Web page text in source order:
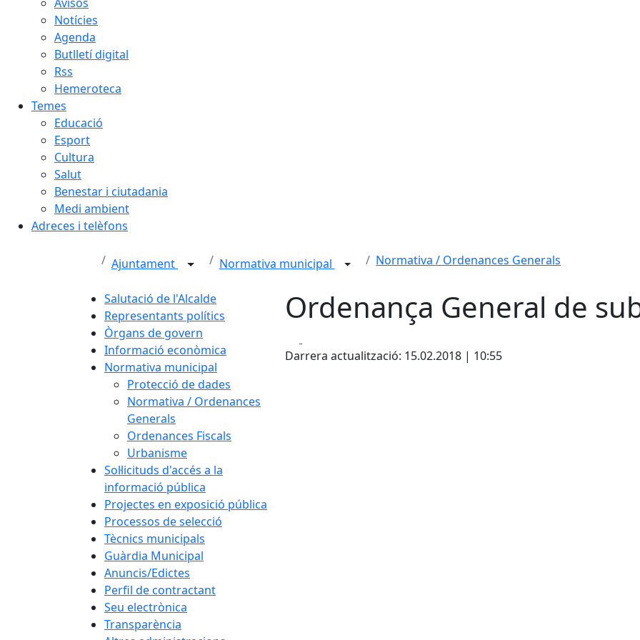
Notícies
Agenda
Butlletí digital
Rss
Hemeroteca
Temes
Educació
Esport
Cultura
Salut
Benestar i ciutadania
Medi ambient
Adreces i telèfons
Ajuntament Normativa municipal Normativa / Ordenances Generals
Salutació de l'Alcalde
Representants polítics
Òrgans de govern
Informació econòmica
Normativa municipal
Protecció de dades
Normativa / Ordenances
Generals
Ordenances Fiscals
Urbanisme
Sol·licituds d'accés a la
informació pública
Projectes en exposició pública
Processos de selecció
Tècnics municipals
Guàrdia Municipal
Anuncis/Edictes
Perfil de contractant
Seu electrònica
Transparència
Ordenança General de
Darrera actualització: 15.02.2018 | 10:55